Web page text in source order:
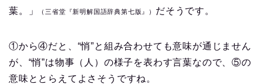
葉。」
（三省堂『新明解国語辞典第七版』） だそうです。
①から④だと、“悄”と組み合わせても意味が通じません
が、“悄”は物事（人）の様子を表わす言葉なので、⑤の
意味ととらえてよさそうですね。